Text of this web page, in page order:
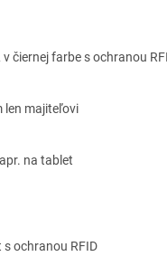
čiernej farbe s ochranou
len majiteľovi
na tablet
ochranou RFID